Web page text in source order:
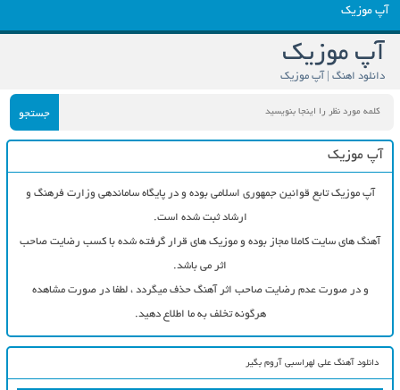
آپ موزیک
آپ موزیک
دانلود اهنگ | آپ موزیک
جستجو
آپ موزیک
آپ موزیک تابع قوانین جمهوری اسلامی بوده و در پایگاه ساماندهی وزارت فرهنگ و
ارشاد ثبت شده است.
آهنگ های سایت کاملا مجاز بوده و موزیک های قرار گرفته شده با کسب رضایت صاحب
اثر می باشد.
و در صورت عدم رضایت صاحب اثر آهنگ حذف میگردد ، لطفا در صورت مشاهده
هرگونه تخلف به ما اطلاع دهید.
دانلود آهنگ علی لهراسبی آروم بگیر